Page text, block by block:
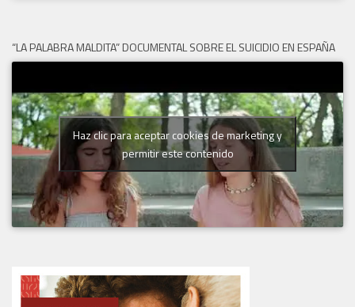
“LA PALABRA MALDITA” DOCUMENTAL SOBRE EL SUICIDIO EN ESPAÑA
Haz clic para aceptar cookies de marketing y
permitir este contenido